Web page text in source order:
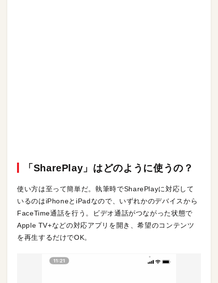
「SharePlay」はどのように使うの？
使い方は至って簡単だ。執筆時でSharePlayに対応して
いるのはiPhoneとiPadなので、いずれかのデバイスから
FaceTime通話を行う。ビデオ通話がつながった状態で
Apple TV+などの対応アプリを開き、希望のコンテンツ
を再生するだけでOK。